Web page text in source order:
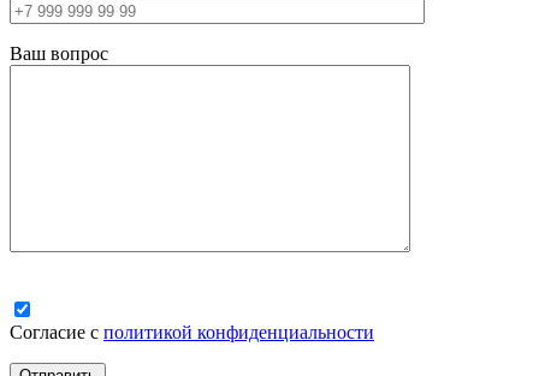
Ваш вопрос
Согласие с политикой конфиденциальности